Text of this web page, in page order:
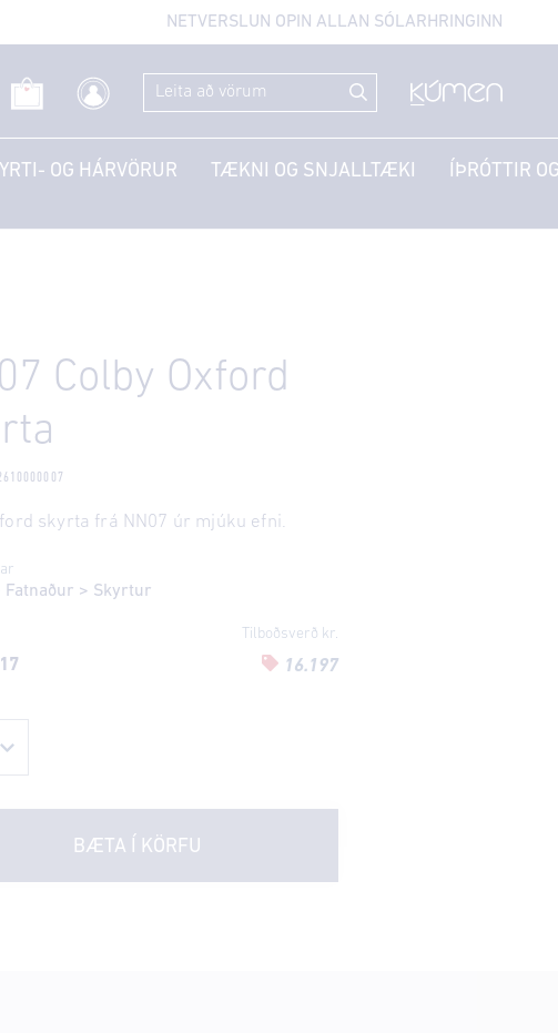
NETVERSLUN OPIN ALLAN SÓLARHRINGINN
OG HÁRVÖRUR TÆKNI OG SNJALLTÆKI ÍÞRÓTTIR
Colby Oxford
skyrta frá NN07 úr mjúku efni.
Fatnaður > Skyrtur
Tilboðsverð kr.
16.197
BÆTA Í KÖRFU